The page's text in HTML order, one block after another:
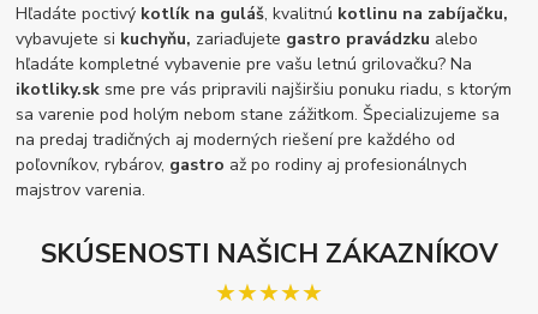
Hľadáte poctivý kotlík na guláš, kvalitnú kotlinu na zabíjačku,
vybavujete si kuchyňu, zariaďujete gastro pravádzku alebo
hľadáte kompletné vybavenie pre vašu letnú grilovačku? Na
ikotliky.sk sme pre vás pripravili najširšiu ponuku riadu, s ktorým
sa varenie pod holým nebom stane zážitkom. Špecializujeme sa
na predaj tradičných aj moderných riešení pre každého od
poľovníkov, rybárov, gastro až po rodiny aj profesionálnych
majstrov varenia.
SKÚSENOSTI NAŠICH ZÁKAZNÍKOV
★★★★★